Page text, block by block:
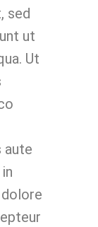
sed
ut
Ut
aute